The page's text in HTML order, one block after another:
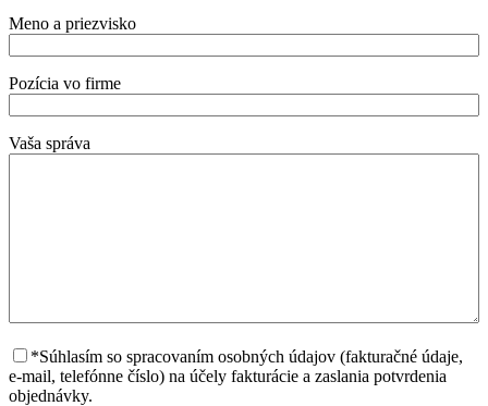
Meno a priezvisko
Pozícia vo firme
Vaša správa
*Súhlasím so spracovaním osobných údajov (fakturačné údaje,
e-mail, telefónne číslo) na účely fakturácie a zaslania potvrdenia
objednávky.